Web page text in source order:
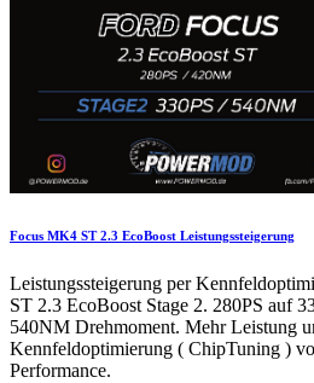
Focus MK4 ST 2.3 EcoBoost Leistungssteigerung
Leistungssteigerung per
ST 2.3 EcoBoost Stage 2. 280PS auf
540NM Drehmoment. Mehr Leistung
Kennfeldoptimierung ( ChipTuning )
Performance.